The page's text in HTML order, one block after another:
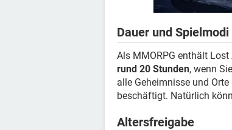
Dauer und Spielmodi
Als MMORPG enthält
rund 20 Stunden, wenn
alle Geheimnisse und
beschäftigt. Natürlich
Altersfreigabe